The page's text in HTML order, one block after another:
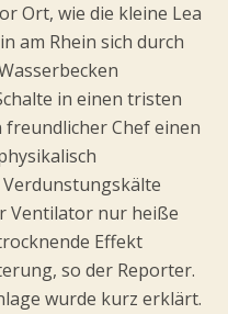
Ort, wie die kleine Lea
am Rhein sich durch
in einen tristen
Chef einen
Ventilator nur heiße
Effekt
so der Reporter.
wurde kurz erklärt.